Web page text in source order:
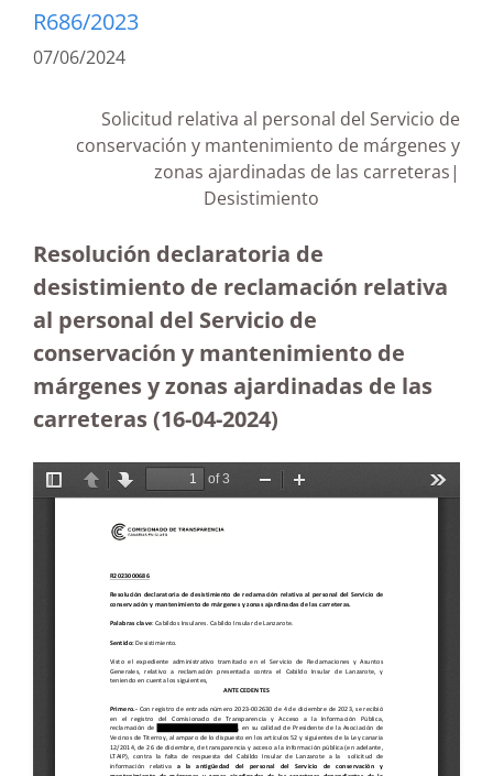
R686/2023
07/06/2024
Solicitud relativa al personal del Servicio de
conservación y mantenimiento de márgenes y
zonas ajardinadas de las carreteras|
Desistimiento
Resolución declaratoria de
desistimiento de reclamación relativa
al personal del Servicio de
conservación y mantenimiento de
márgenes y zonas ajardinadas de las
carreteras(16-04-2024)